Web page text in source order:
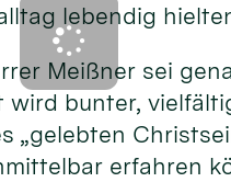
lebendig
Meißner sei
wird bunter,
„gelebten
erfahren